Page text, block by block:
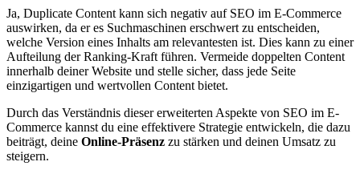
Ja, Duplicate Content kann sich negativ auf SEO im E-Commerce
auswirken, da er es Suchmaschinen erschwert zu entscheiden,
welche Version eines Inhalts am relevantesten ist. Dies kann zu einer
Aufteilung der Ranking-Kraft führen. Vermeide doppelten Content
innerhalb deiner Website und stelle sicher, dass jede Seite
einzigartigen und wertvollen Content bietet.
Durch das Verständnis dieser erweiterten Aspekte von SEO im E-
Commerce kannst du eine effektivere Strategie entwickeln, die dazu
beiträgt, deine Online-Präsenz zu stärken und deinen Umsatz zu
steigern.